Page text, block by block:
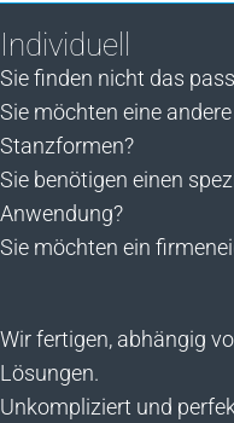
Individuell
Sie finden nicht das
Sie möchten eine
Stanzformen?
Sie benötigen einen
Anwendung?
Sie möchten ein
Wir fertigen, abhängig
Lösungen.
Unkompliziert und